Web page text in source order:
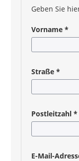
Geben Sie
Vorname*
Straße*
Postleitzahl*
E-Mail-